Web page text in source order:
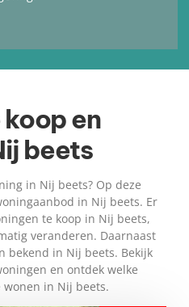
en
beets
in Nij beets? Op deze
in Nij beets. Er
te koop in Nij beets,
veranderen. Daarnaast
bekend in Nij beets. Bekijk
en ontdek welke
in Nij beets.